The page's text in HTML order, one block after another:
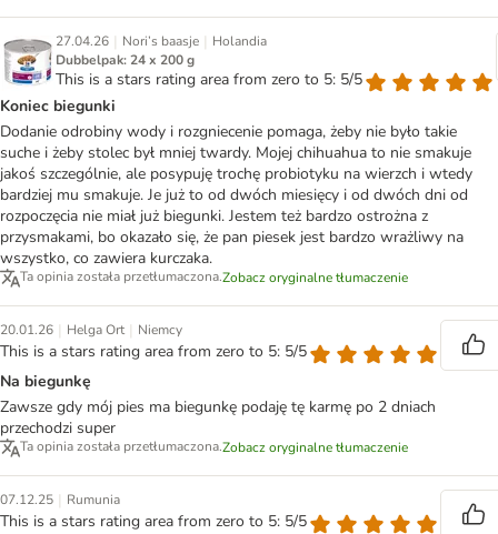
27.04.26 | Nori’s baasje | Holandia
Dubbelpak: 24 x 200 g
This is a stars rating area from zero to 5: 5/5
Koniec biegunki
Dodanie odrobiny wody i rozgniecenie pomaga, żeby nie było takie
suche i żeby stolec był mniej twardy. Mojej chihuahua to nie smakuje
jakoś szczególnie, ale posypuję trochę probiotyku na wierzch i wtedy
bardziej mu smakuje. Je już to od dwóch miesięcy i od dwóch dni od
rozpoczęcia nie miał już biegunki. Jestem też bardzo ostrożna z
przysmakami, bo okazało się, że pan piesek jest bardzo wrażliwy na
wszystko, co zawiera kurczaka.
Ta opinia została przetłumaczona.Zobacz oryginalne tłumaczenie
20.01.26 | Helga Ort | Niemcy
This is a stars rating area from zero to 5: 5/5
Na biegunkę
Zawsze gdy mój pies ma biegunkę podaję tę karmę po 2 dniach
przechodzi super
Ta opinia została przetłumaczona.Zobacz oryginalne tłumaczenie
07.12.25 | Rumunia
This is a stars rating area from zero to 5: 5/5